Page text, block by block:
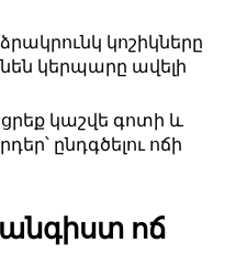
կոշիկները
կերպարը ավելի
կաշվե գոտի և
ընդգծելու ոճի
ոճ